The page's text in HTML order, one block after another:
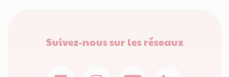
Suivez-nous sur les réseaux